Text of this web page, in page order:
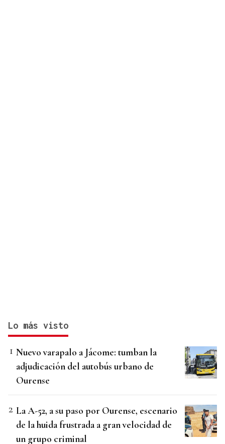
Lo más visto
Nuevo varapalo a Jácome: tumban la
adjudicación del autobús urbano de
Ourense
La A-52, a su paso por Ourense, escenario
de la huida frustrada a gran velocidad de
un grupo criminal